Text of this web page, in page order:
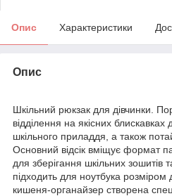
Опис Характеристики
Опис
Шкільний рюкзак для дівчинки.
відділення на якісних блискавках
шкільного приладдя, а також
Основний відсік вміщує формат
для зберігання шкільних зошитів
підходить для ноутбука
кишеня-органайзер створена